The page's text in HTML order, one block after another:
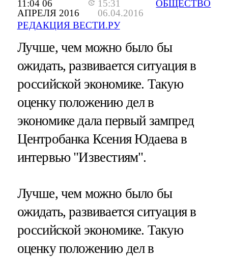
11:04 06
АПРЕЛЯ 2016
15:31
06.04.2016
РЕДАКЦИЯ ВЕСТИ.РУ
ОБЩЕСТВО
Лучше, чем можно было бы
ожидать, развивается ситуация в
российской экономике. Такую
оценку положению дел в
экономике дала первый зампред
Центробанка Ксения Юдаева в
интервью "Известиям".
Лучше, чем можно было бы
ожидать, развивается ситуация в
российской экономике. Такую
оценку положению дел в